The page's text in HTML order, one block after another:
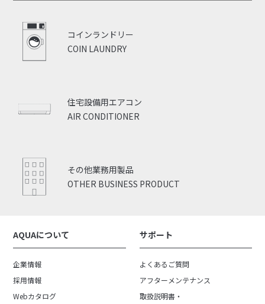
COIN LAUNDRY
コインランドリー
AIR CONDITIONER
住宅設備用エアコン
OTHER BUSINESS PRODUCT
その他業務用製品
AQUAについて
企業情報
採用情報
Webカタログ
サポート
よくあるご質問
アフターメンテナンス
取扱説明書・